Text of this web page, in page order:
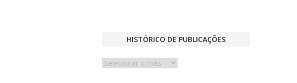
HISTÓRICO DE PUBLICAÇÕES
Histórico